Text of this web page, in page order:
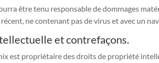
être tenu responsable de dommages
ne contenant pas de virus et avec un
et contrefaçons.
est propriétaire des droits de propriété